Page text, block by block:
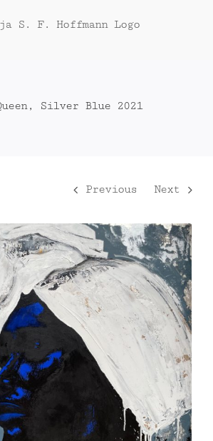
Silver Blue 2021
Previous Next